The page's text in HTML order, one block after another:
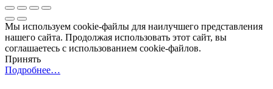
Мы используем cookie-файлы для наилучшего представления
нашего сайта. Продолжая использовать этот сайт, вы
соглашаетесь с использованием cookie-файлов.
Принять
Подробнее…